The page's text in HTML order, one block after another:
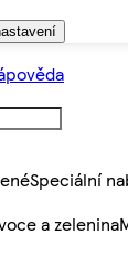
Speciální
a zelenina